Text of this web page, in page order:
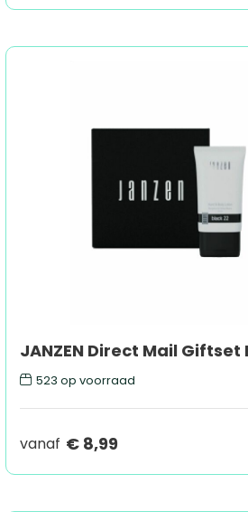
523 op voorraad
vanaf € 8,99